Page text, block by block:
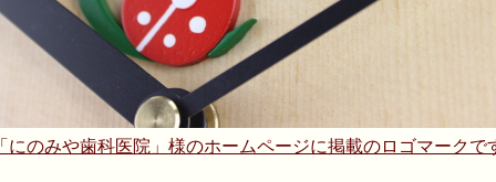
「にのみや歯科医院」様のホームページに掲載のロゴマークで